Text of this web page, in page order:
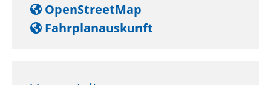
OpenStreetMap
Fahrplanauskunft